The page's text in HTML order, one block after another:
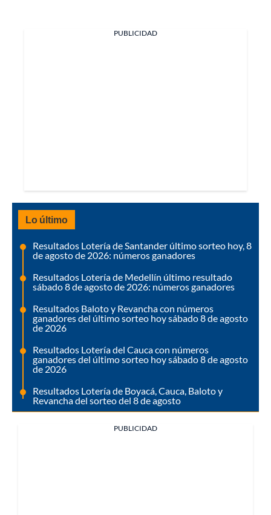
PUBLICIDAD
Lo último
Resultados Lotería de Santander último sorteo hoy, 8
de agosto de 2026: números ganadores
Resultados Lotería de Medellín último resultado
sábado 8 de agosto de 2026: números ganadores
Resultados Baloto y Revancha con números
ganadores del último sorteo hoy sábado 8 de agosto
de 2026
Resultados Lotería del Cauca con números
ganadores del último sorteo hoy sábado 8 de agosto
de 2026
Resultados Lotería de Boyacá, Cauca, Baloto y
Revancha del sorteo del 8 de agosto
PUBLICIDAD